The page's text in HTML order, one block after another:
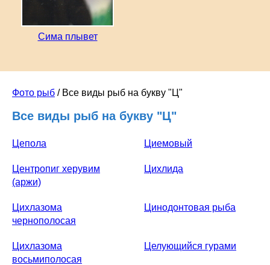
Фото рыб / Все виды рыб на букву "Ц"
Все виды рыб на букву "Ц"
Цепола Циемовый
Центропиг херувим
(аржи)
Цихлида
Цихлазома
чернополосая
Цинодонтовая рыба
Цихлазома
восьмиполосая
Целующийся гурами
Сима плывет